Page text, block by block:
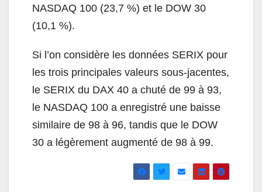
NASDAQ 100 (23,7 %) et le DOW 30
(10,1 %).
Si l’on considère les données SERIX pour
les trois principales valeurs sous-jacentes,
le SERIX du DAX 40 a chuté de 99 à 93,
le NASDAQ 100 a enregistré une baisse
similaire de 98 à 96, tandis que le DOW
30 a légèrement augmenté de 98 à 99.